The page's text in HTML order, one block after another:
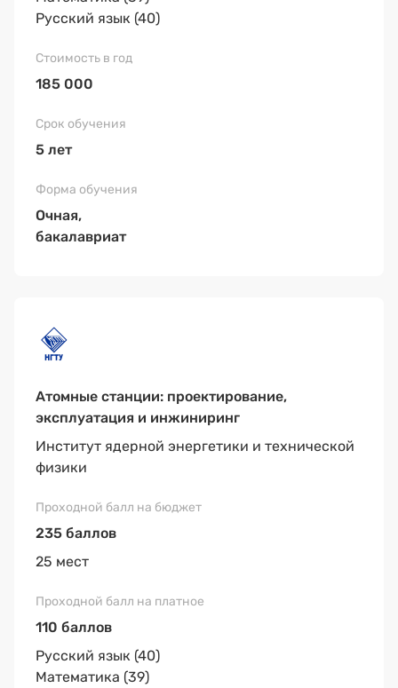
Русский язык (40)
185 000
5 лет
Очная,
бакалавриат
Атомные станции: проектирование,
эксплуатация и инжиниринг
Институт ядерной энергетики и технической
физики
235 баллов
25 мест
110 баллов
Русский язык (40)
Математика (39)